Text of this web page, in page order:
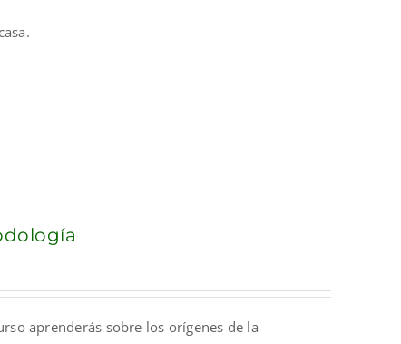
aprenderás sobre los orígenes de la